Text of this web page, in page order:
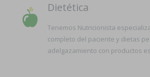
Dietética
Tenemos Nutricionista
completo del paciente y dietas
adelgazamiento con productos